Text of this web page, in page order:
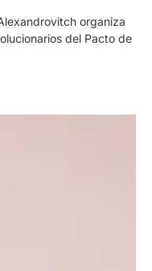
organiza
del Pacto de